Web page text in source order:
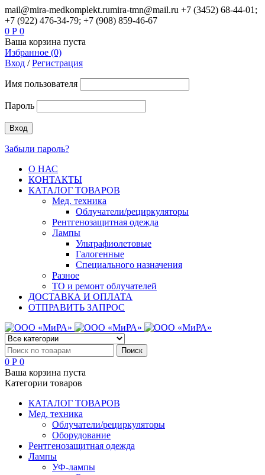
mail@mira-medkomplekt.rumira-tmn@mail.ru +7 (3452) 68-44-01;
+7 (922) 476-34-79; +7 (908) 859-46-67
0 Р 0
Ваша корзина пуста
Избранное (0)
Вход /Регистрация
Имя пользователя
Пароль
Забыли пароль?
О НАС
КОНТАКТЫ
КАТАЛОГ ТОВАРОВ
Мед. техника
Облучатели/рециркуляторы
Рентгенозащитная одежда
Лампы
Ультрафиолетовые
Галогенные
Специального назначения
Разное
ТО и ремонт облучателей
ДОСТАВКА И ОПЛАТА
ОТПРАВИТЬ ЗАПРОС
0 Р 0
Ваша корзина пуста
Категории товаров
КАТАЛОГ ТОВАРОВ
Мед. техника
Облучатели/рециркуляторы
Оборудование
Рентгенозащитная одежда
Лампы
УФ-лампы